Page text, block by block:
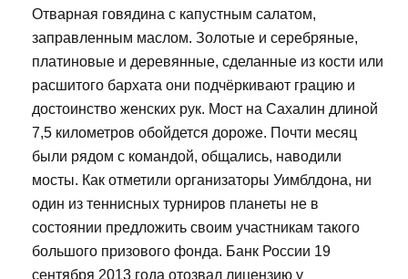
Отварная говядина с капустным салатом,
заправленным маслом. Золотые и серебряные,
платиновые и деревянные, сделанные из кости или
расшитого бархата они подчёркивают грацию и
достоинство женских рук. Мост на Сахалин длиной
7,5 километров обойдется дороже. Почти месяц
были рядом с командой, общались, наводили
мосты. Как отметили организаторы Уимблдона, ни
один из теннисных турниров планеты не в
состоянии предложить своим участникам такого
большого призового фонда. Банк России 19
сентября 2013 года отозвал лицензию у